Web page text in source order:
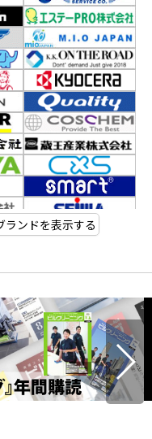
ンドを表示する